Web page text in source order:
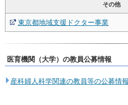
その他
東京都地域支援ドクター事業
医育機関（大学）の教員公募情報
産科婦人科学関連の教員等の公募情報